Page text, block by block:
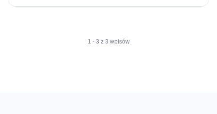
1 - 3 z 3 wpisów